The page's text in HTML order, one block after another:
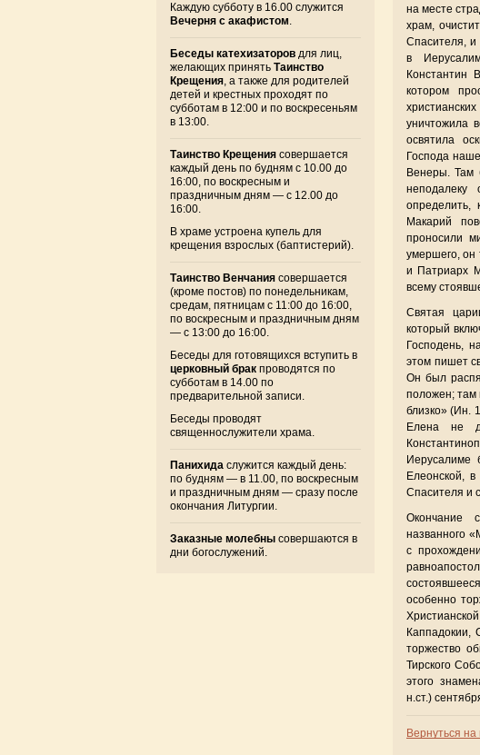
на месте
храм,
Спасителя, и
в
Константин
котором
уничтожила
освятила
Господа
Венеры. Там
определить,
Макарий
проносили
умершего, он
и Патриарх
всему
Святая
который
Господень,
этом пишет
Он был
положен; там
близко» (Ин.
Елена не
Иерусалиме
Елеонской,
Спасителя и
Окончание
названного
с
особенно
Каппадокии,
торжество
Тирского
этого
н.ст.)
Вернуться
Каждую субботу в 16.00 служится
Вечерня с акафистом.
Беседы катехизаторов для лиц,
желающих принять Таинство
Крещения, а также для родителей
детей и крестных проходят по
субботам в 12:00 и по воскресеньям
в 13:00.
Таинство Крещения совершается
каждый день по будням с 10.00 до
16:00, по воскресным и
праздничным дням — с 12.00 до
16:00.
В храме устроена купель для
крещения взрослых (баптистерий).
Таинство Венчания совершается
(кроме постов) по понедельникам,
средам, пятницам с 11:00 до 16:00,
по воскресным и праздничным дням
— с 13:00 до 16:00.
Беседы для готовящихся вступить в
церковный брак проводятся по
субботам в 14.00 по
предварительной записи.
Беседы проводят
священнослужители храма.
Панихида служится каждый день:
по будням — в 11.00, по воскресным
и праздничным дням — сразу после
окончания Литургии.
Заказные молебны совершаются в
дни богослужений.